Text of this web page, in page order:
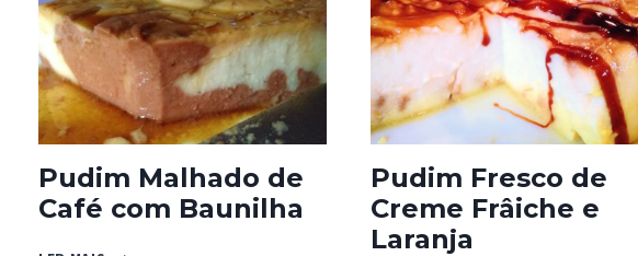
Pudim Malhado de
Café com Baunilha
Pudim Fresco de
Creme Frâiche e
Laranja